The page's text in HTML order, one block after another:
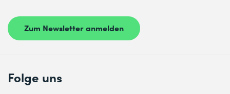
Zum Newsletter anmelden
Folge uns